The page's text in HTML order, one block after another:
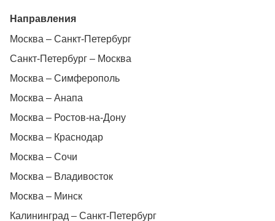
Направления
Москва – Санкт-Петербург
Санкт-Петербург – Москва
Москва – Симферополь
Москва – Анапа
Москва – Ростов-на-Дону
Москва – Краснодар
Москва – Сочи
Москва – Владивосток
Москва – Минск
Калининград – Санкт-Петербург